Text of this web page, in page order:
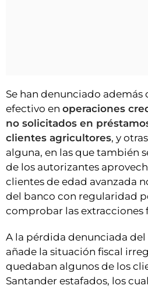
Se han denunciado además
efectivo en operaciones
no solicitados en
clientes agricultores, y
alguna, en las que también
de los autorizantes
clientes de edad avanzada
del banco con regularidad
comprobar las extracciones
A la pérdida denunciada
añade la situación fiscal
quedaban algunos de los
Santander estafados, los